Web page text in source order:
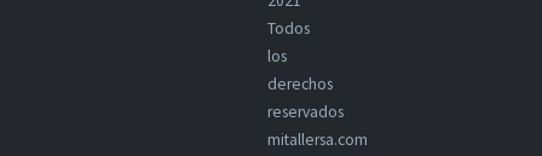
Todos
los
derechos
reservados
mitallersa.com